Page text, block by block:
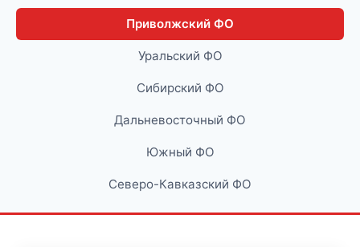
Приволжский ФО
Уральский ФО
Сибирский ФО
Дальневосточный ФО
Южный ФО
Северо-Кавказский ФО